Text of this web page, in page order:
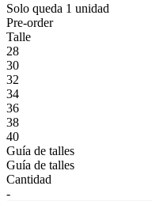
Solo queda 1 unidad
Pre-order
Talle
28
30
32
34
36
38
40
Guía de talles
Guía de talles
Cantidad
-